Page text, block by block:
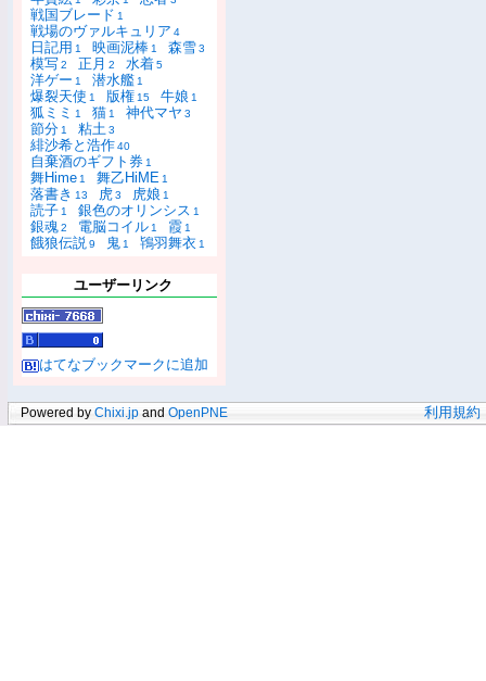
戦国ブレード 1
戦場のヴァルキュリア 4
日記用 1 映画泥棒 1 森雪3
模写2 正月 2 水着5
洋ゲー 1 潜水艦 1
爆裂天使 1 版権 15 牛娘 1
狐ミミ 1 猫 1 神代マヤ 3
節分 1 粘土3
緋沙希と浩作40
自棄酒のギフト券 1
舞Hime 1 舞乙HiME 1
落書き 13 虎3 虎娘 1
読子 1 銀色のオリンシス 1
銀魂2 電脳コイル 1 霞 1
餓狼伝説9 鬼 1 鴇羽舞衣 1
ユーザーリンク
はてなブックマークに追加
Powered by Chixi.jp and OpenPNE 利用規約